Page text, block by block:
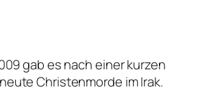
gab es nach einer kurzen
Christenmorde im Irak.